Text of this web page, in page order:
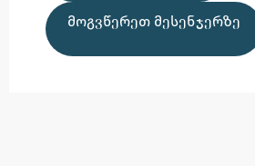
ᲛᲝᲒᲕᲬᲔᲠᲔᲗ ᲛᲔᲡᲔᲜᲯᲔᲠᲖᲔ